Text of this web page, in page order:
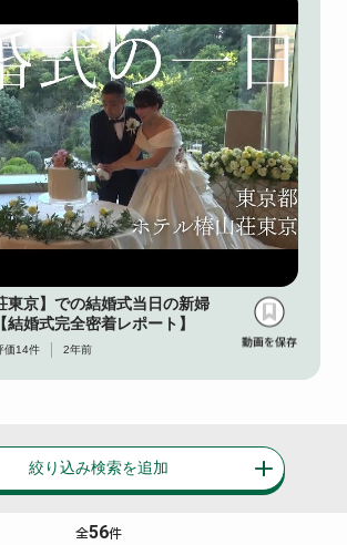
東京】での結婚式当日の新婦
結婚式完全密着レポート】
価14件 2年前
絞り込み検索を追加
全56件